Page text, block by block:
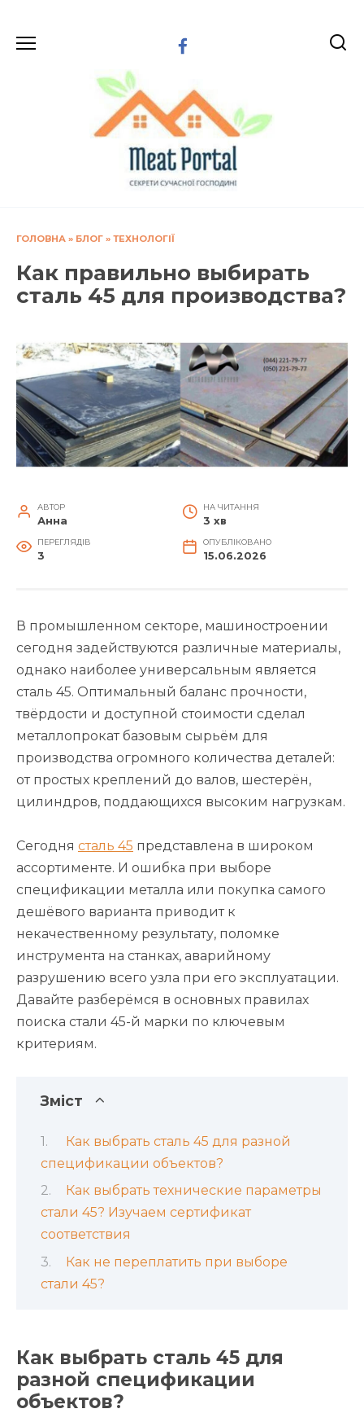
вмісту
ГОЛОВНА » БЛОГ » ТЕХНОЛОГІЇ
Как правильно выбирать
сталь 45 для производства?
АВТОР
Анна
НА ЧИТАННЯ
3 хв
ПЕРЕГЛЯДІВ
3
ОПУБЛІКОВАНО
15.06.2026
В промышленном секторе, машиностроении
сегодня задействуются различные материалы,
однако наиболее универсальным является
сталь 45. Оптимальный баланс прочности,
твёрдости и доступной стоимости сделал
металлопрокат базовым сырьём для
производства огромного количества деталей:
от простых креплений до валов, шестерён,
цилиндров, поддающихся высоким нагрузкам.
Сегодня сталь 45 представлена в широком
ассортименте. И ошибка при выборе
спецификации металла или покупка самого
дешёвого варианта приводит к
некачественному результату, поломке
инструмента на станках, аварийному
разрушению всего узла при его эксплуатации.
Давайте разберёмся в основных правилах
поиска стали 45-й марки по ключевым
критериям.
Зміст
Как выбрать сталь 45 для разной
спецификации объектов?
Как выбрать технические параметры
стали 45? Изучаем сертификат
соответствия
Как не переплатить при выборе
стали 45?
Как выбрать сталь 45 для
разной спецификации
объектов?